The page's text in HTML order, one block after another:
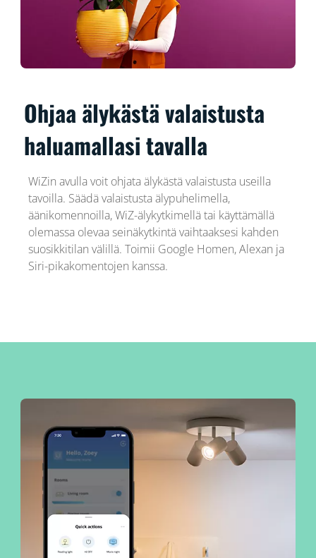
Ohjaa älykästä valaistusta
haluamallasi tavalla
WiZin avulla voit ohjata älykästä valaistusta useilla
tavoilla. Säädä valaistusta älypuhelimella,
äänikomennoilla, WiZ-älykytkimellä tai käyttämällä
olemassa olevaa seinäkytkintä vaihtaaksesi kahden
suosikkitilan välillä. Toimii Google Homen, Alexan ja
Siri-pikakomentojen kanssa.